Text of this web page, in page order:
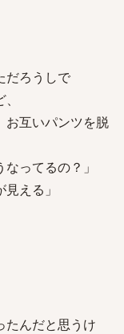
だろうしで
お互いパンツを脱
ってるの？」
える」
たんだと思うけ